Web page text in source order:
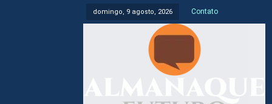
domingo, 9 agosto, 2026 Contato